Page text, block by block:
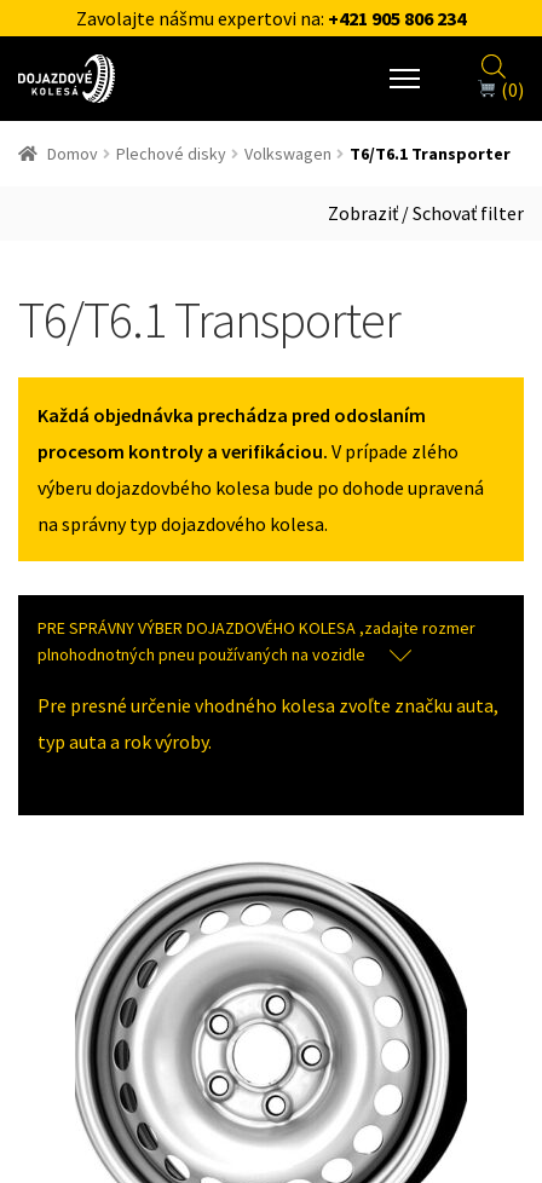
Zavolajte nášmu expertovi na: +421 905 806 234
(0)
Domov Plechové disky Volkswagen T6/T6.1 Transporter
Zobraziť / Schovať filter
T6/T6.1 Transporter
Každá objednávka prechádza pred odoslaním
procesom kontroly a verifikáciou. V prípade zlého
výberu dojazdovbého kolesa bude po dohode upravená
na správny typ dojazdového kolesa.
PRE SPRÁVNY VÝBER DOJAZDOVÉHO KOLESA ,zadajte rozmer
plnohodnotných pneu používaných na vozidle
Pre presné určenie vhodného kolesa zvoľte značku auta,
typ auta a rok výroby.